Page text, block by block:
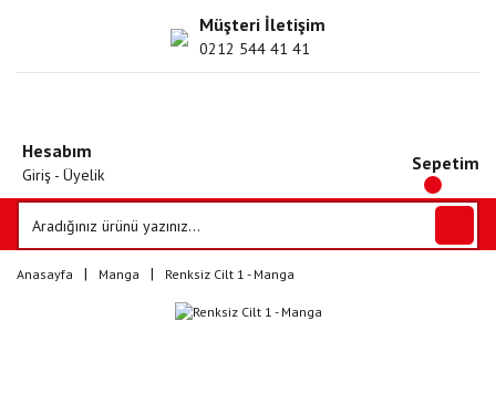
Müşteri İletişim
0212 544 41 41
Hesabım
Giriş - Üyelik
Sepetim
Anasayfa Manga Renksiz Cilt 1 - Manga